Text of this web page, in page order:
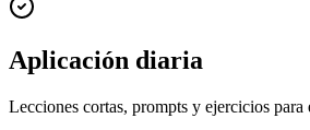
Aplicación diaria
Lecciones cortas, prompts y ejercicios para